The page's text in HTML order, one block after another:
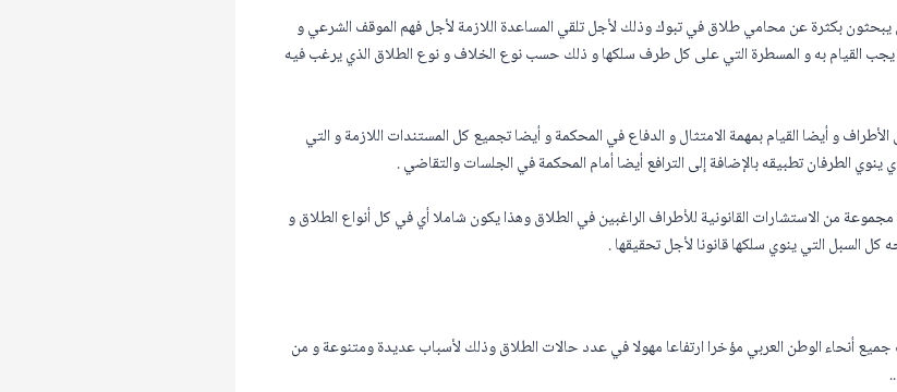
يبحثون بكثرة عن محامي طلاق في تبوك وذلك لأجل تلقي المساعدة اللازمة لأجل فهم الموقف الشرعي و
يجب القيام به و المسطرة التي على كل طرف سلكها و ذلك حسب نوع الخلاف و نوع الطلاق الذي يرغب فيه
و أيضا القيام بمهمة الامتثال و الدفاع في المحكمة و أيضا تجميع كل المستندات اللازمة و التي
الطرفان تطبيقه بالإضافة إلى الترافع أيضا أمام المحكمة في الجلسات والتقاضي .
من الاستشارات القانونية للأطراف الراغبين في الطلاق وهذا يكون شاملا أي في كل أنواع الطلاق و
السبل التي ينوي سلكها قانونا لأجل تحقيقها .
أنحاء الوطن العربي مؤخرا ارتفاعا مهولا في عدد حالات الطلاق وذلك لأسباب عديدة ومتنوعة و من